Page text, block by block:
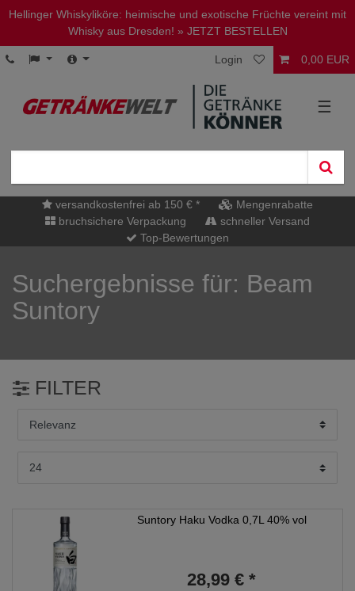
Hellinger Whiskyliköre: heimische und exotische Früchte vereint mit
Whisky aus Dresden! » JETZT BESTELLEN
Login 0,00 EUR
☰
versandkostenfrei ab 150 € *
Mengenrabatte
bruchsichere Verpackung
schneller Versand
Top-Bewertungen
Suchergebnisse für: Beam
Suntory
FILTER
Suntory Haku Vodka 0,7L 40% vol
28,99 € *